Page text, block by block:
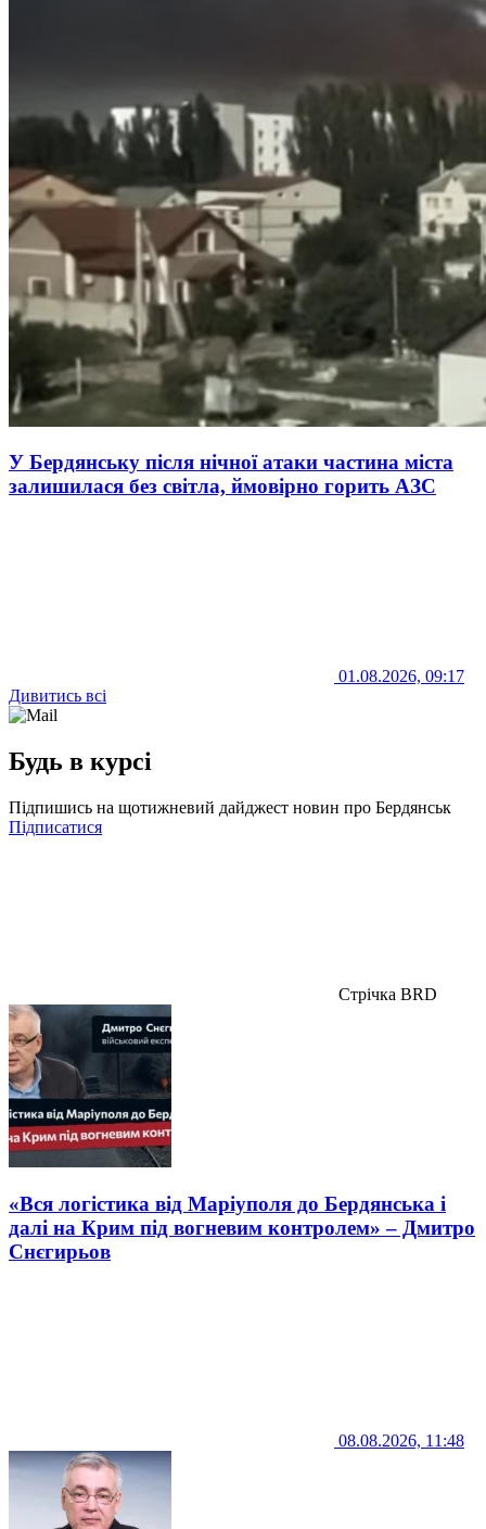
У Бердянську після нічної атаки частина міста
залишилася без світла, ймовірно горить АЗС
01.08.2026, 09:17
Дивитись всі
Будь в курсі
Підпишись на щотижневий дайджест новин про Бердянськ
Підписатися
Стрічка BRD
«Вся логістика від Маріуполя до Бердянська і
далі на Крим під вогневим контролем» – Дмитро
Снєгирьов
08.08.2026, 11:48